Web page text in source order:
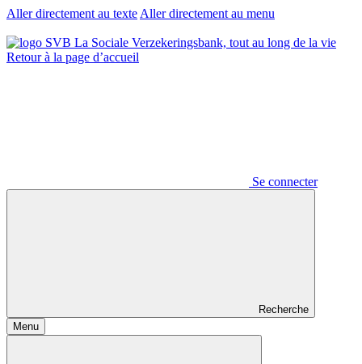
Aller directement au texte Aller directement au menu
Retour à la page d’accueil
Se connecter
Recherche
Menu